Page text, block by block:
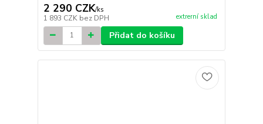
2 290 CZK/ks
1 893 CZK bez DPH extrerní sklad
Přidat do košíku